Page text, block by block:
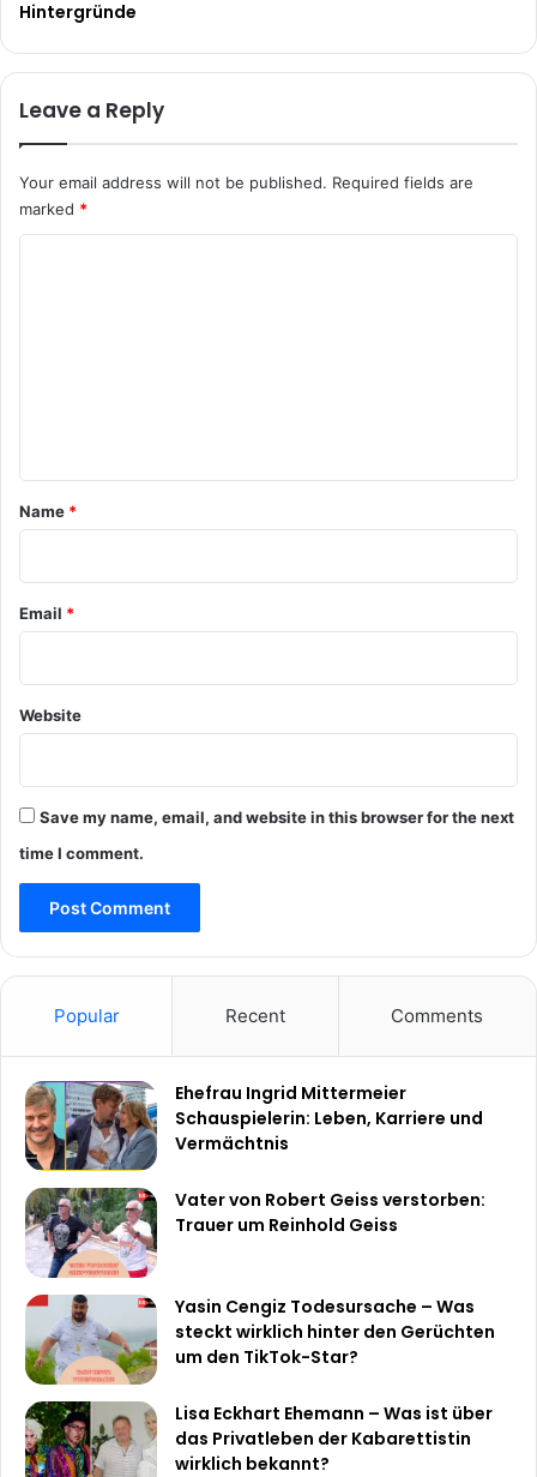
Hintergründe
Leave a Reply
Your email address will not be published. Required fields are
marked *
*
Name *
Email *
Website
Save my name, email, and website in this browser for the next
time I comment.
Popular Recent Comments
Ehefrau Ingrid Mittermeier
Schauspielerin: Leben, Karriere und
Vermächtnis
Vater von Robert Geiss verstorben:
Trauer um Reinhold Geiss
Yasin Cengiz Todesursache – Was
steckt wirklich hinter den Gerüchten
um den TikTok-Star?
Lisa Eckhart Ehemann – Was ist über
das Privatleben der Kabarettistin
wirklich bekannt?